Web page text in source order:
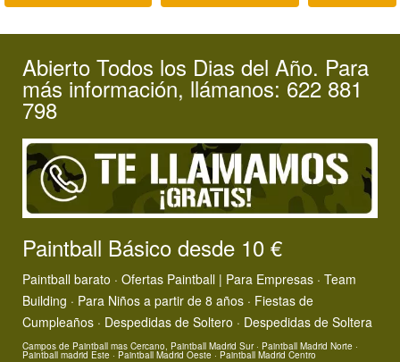
Abierto Todos los Dias del Año. Para
más información, llámanos: 622 881
798
Paintball Básico desde 10 €
Paintball barato · Ofertas Paintball | Para Empresas · Team
Building · Para Niños a partir de 8 años · Fiestas de
Cumpleaños · Despedidas de Soltero · Despedidas de Soltera
Campos de Paintball mas Cercano, Paintball Madrid Sur· Paintball Madrid Norte ·
Paintball madrid Este · Paintball Madrid Oeste · Paintball Madrid Centro